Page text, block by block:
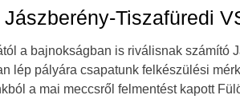
Tiszafüredi
a bajnokságban is riválisnak számító
lép pályára csapatunk felkészülési
a mai meccsről felmentést kapott